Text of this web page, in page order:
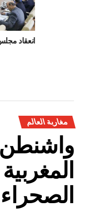
انعقاد
مغاربة العالم